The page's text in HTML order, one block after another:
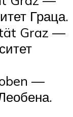
Граца.
Graz —
—